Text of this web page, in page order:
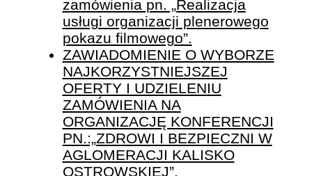
zamówienia pn. „Realizacja
usługi organizacji plenerowego
pokazu filmowego”.
ZAWIADOMIENIE O WYBORZE
NAJKORZYSTNIEJSZEJ
OFERTY I UDZIELENIU
ZAMÓWIENIA NA
ORGANIZACJĘ KONFERENCJI
PN.:„ZDROWI I BEZPIECZNI W
AGLOMERACJI KALISKO
OSTROWSKIEJ”.